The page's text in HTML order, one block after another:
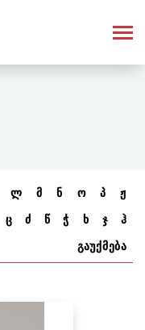
ლ მ ნ ო პ
ჟ
ც ძ წ ჭ ხ ჯ
ჰ
გაუქმება